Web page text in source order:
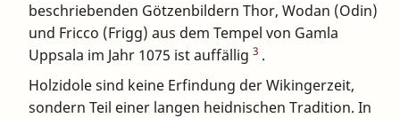
beschriebenden Götzenbildern Thor, Wodan (Odin)
und Fricco (Frigg) aus dem Tempel von Gamla
Uppsala im Jahr 1075 ist auffällig 3 .
Holzidole sind keine Erfindung der Wikingerzeit,
sondern Teil einer langen heidnischen Tradition. In